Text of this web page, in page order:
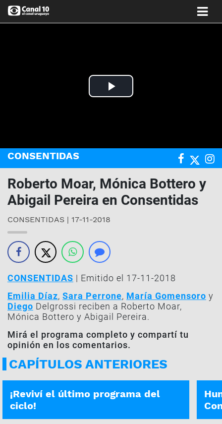
Play
CONSENTIDAS
Roberto Moar, Mónica Bottero y
Abigail Pereira en Consentidas
CONSENTIDAS | 17-11-2018
CONSENTIDAS | Emitido el 17-11-2018
Emilia Díaz, Sara Perrone, María Gomensoro y
Diego Delgrossi reciben a Roberto Moar,
Mónica Bottero y Abigail Pereira.
Mirá el programa completo y compartí tu
opinión en los comentarios.
CAPÍTULOS ANTERIORES
CONSENTIDAS | 26-12-2020
¡Reviví el último programa del
ciclo!